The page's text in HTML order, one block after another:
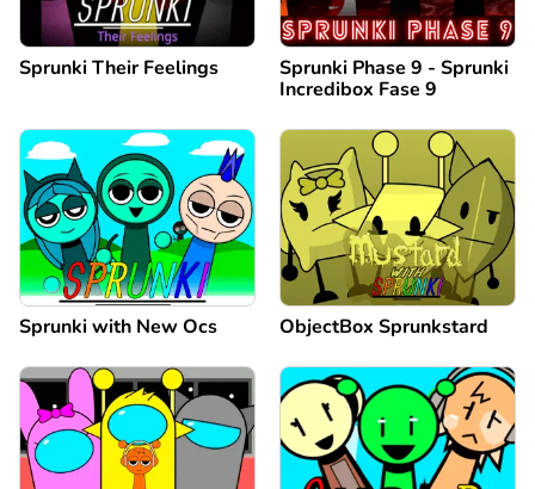
Sprunki Their Feelings
Sprunki Phase 9 - Sprunki
Incredibox Fase 9
Sprunki with New Ocs ObjectBox Sprunkstard